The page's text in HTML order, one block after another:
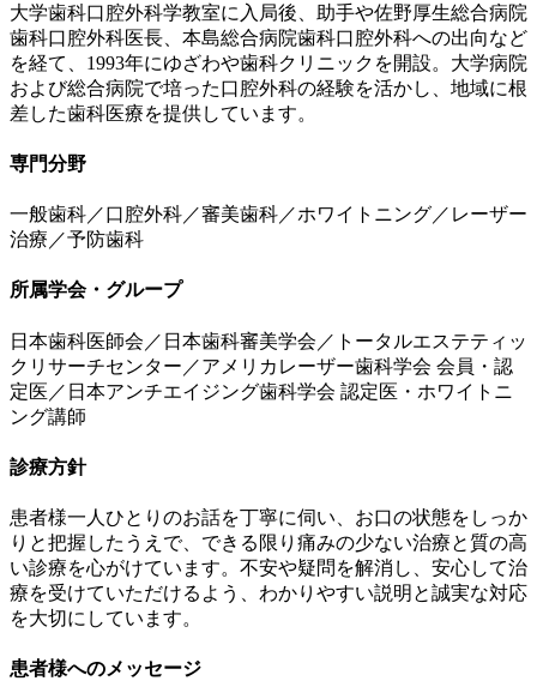
大学歯科口腔外科学教室に入局後、助手や佐野厚生総合病院
歯科口腔外科医長、本島総合病院歯科口腔外科への出向など
を経て、1993年にゆざわや歯科クリニックを開設。大学病院
および総合病院で培った口腔外科の経験を活かし、地域に根
差した歯科医療を提供しています。
専門分野
一般歯科／口腔外科／審美歯科／ホワイトニング／レーザー
治療／予防歯科
所属学会・グループ
日本歯科医師会／日本歯科審美学会／トータルエステティッ
クリサーチセンター／アメリカレーザー歯科学会 会員・認
定医／日本アンチエイジング歯科学会 認定医・ホワイトニ
ング講師
診療方針
患者様一人ひとりのお話を丁寧に伺い、お口の状態をしっか
りと把握したうえで、できる限り痛みの少ない治療と質の高
い診療を心がけています。不安や疑問を解消し、安心して治
療を受けていただけるよう、わかりやすい説明と誠実な対応
を大切にしています。
患者様へのメッセージ